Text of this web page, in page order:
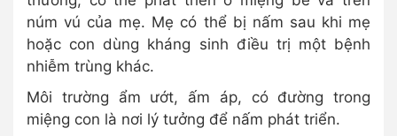
núm vú của mẹ. Mẹ có thể bị nấm sau khi mẹ
hoặc con dùng kháng sinh điều trị một bệnh
nhiễm trùng khác.
Môi trường ẩm ướt, ấm áp, có đường trong
miệng con là nơi lý tưởng để nấm phát triển.